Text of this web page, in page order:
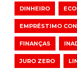
DINHEIRO
EMPRÉSTIMO
FINANÇAS
JURO ZERO